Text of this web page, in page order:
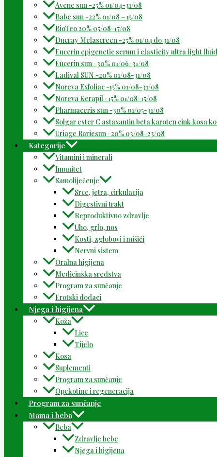
Avene sun -25% 01/04-31/08
Babe sun -22% 01/08 – 15/08
BioTeo 20% 05/08-17/08
Ducray Melascreen -25% 01/04 do 31/08
Eucerin epigenetic serum i elasticity ultra light
Eucerin sun -30% 01/06-31/08
Ladival SUN -20% 01/08-31/08
Noreva Exfoliac -15% 01/08-31/08
Noreva Kerapil -15% 01/08-15/08
Pharmaceris sun -30% 01/05-31/08
Solgar ester C astaxantin beta karoten cink kosa
Uriage Bariesun -20% 03/08-23/08
Kategorije
Vitamini i minerali
Imunitet
Samoliječenje
Srce, jetra, cirkulacija
Digestivni trakt
Reproduktivno zdravlje
Uho, grlo, nos
Kosti, zglobovi i mišići
Nervni sistem
Oralna higijena
Medicinska sredstva
Program za sunčanje
Erotski dodaci
Njega i higijena
Koža
Lice
Tijelo
Kosa
Suplementi
Program za sunčanje
Opekotine i regeneracija
Program za sunčanje
Mama i beba
Beba
Zdravlje bebe
Njega i higijena